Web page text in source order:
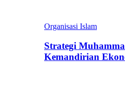
Organisasi Islam
Strategi
Kemandirian